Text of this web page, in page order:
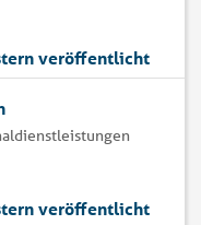
veröffentlicht
veröffentlicht